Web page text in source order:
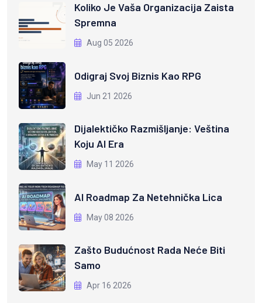
Koliko Je Vaša Organizacija Zaista
Spremna
Aug 05 2026
Odigraj Svoj Biznis Kao RPG
Jun 21 2026
Dijalektičko Razmišljanje: Veština
Koju AI Era
May 11 2026
AI Roadmap Za Netehnička Lica
May 08 2026
Zašto Budućnost Rada Neće Biti
Samo
Apr 16 2026